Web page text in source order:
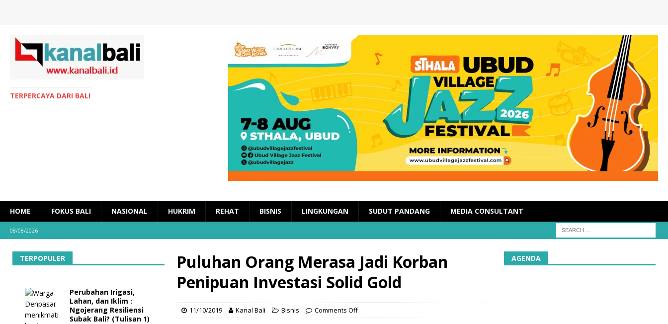
TERPERCAYA DARI BALI
HOME FOKUS BALI NASIONAL HUKRIM REHAT BISNIS LINGKUNGAN SUDUT PANDANG MEDIA CONSULTANT
08/08/2026
Puluhan Orang Merasa Jadi Korban
Penipuan Investasi Solid Gold
11/10/2019 Kanal Bali Bisnis Comments Off
TERPOPULER
Perubahan Irigasi,
Lahan, dan Iklim :
Ngojerang Resiliensi
Subak Bali? (Tulisan 1)
AGENDA